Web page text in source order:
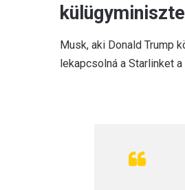
Musk, aki Donald Trump
lekapcsolná a Starlinket